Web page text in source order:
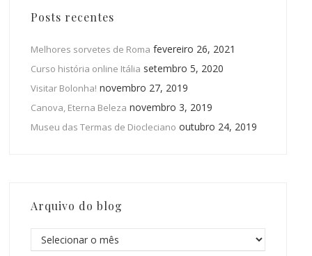
Posts recentes
Melhores sorvetes de Roma fevereiro 26, 2021
Curso história online Itália setembro 5, 2020
Visitar Bolonha! novembro 27, 2019
Canova, Eterna Beleza novembro 3, 2019
Museu das Termas de Diocleciano outubro 24, 2019
Arquivo do blog